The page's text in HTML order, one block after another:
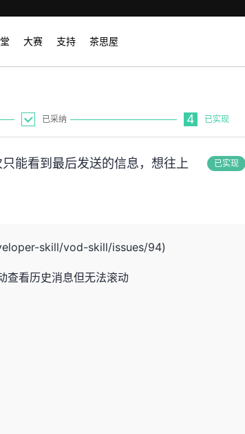
大赛 支持 茶思屋
已采纳 4 已实现
能看到最后发送的信息，想往上
已实现
skill/vod-skill/issues/94)
查看历史消息但无法滚动